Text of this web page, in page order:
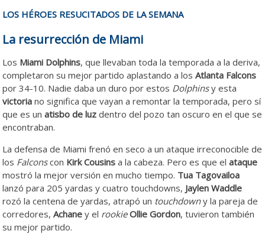
LOS HÉROES RESUCITADOS DE LA SEMANA
La resurrección de Miami
Los Miami Dolphins, que llevaban toda la temporada a la deriva,
completaron su mejor partido aplastando a losAtlanta Falcons
por 34-10. Nadie daba un duro por estos Dolphinsy esta
victoria no significa que vayan a remontar la temporada, pero sí
que es unatisbo de luz dentro del pozo tan oscuro en el que se
encontraban.
La defensa de Miami frenó en seco a un ataque irreconocible de
los Falconscon Kirk Cousins a la cabeza. Pero es que elataque
mostró la mejor versión en mucho tiempo. Tua Tagovailoa
lanzó para 205 yardas y cuatro touchdowns, Jaylen Waddle
rozó la centena de yardas, atrapó un touchdowny la pareja de
corredores,Achane y el rookie Ollie Gordon, tuvieron también
su mejor partido.